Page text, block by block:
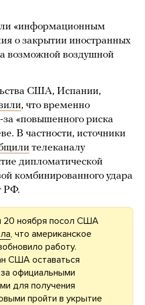
«информационным
о закрытии иностранных
возможной воздушной
США, Испании,
, что временно
«повышенного риска
В частности, источники
телеканалу
дипломатической
комбинированного удара
РФ.
20 ноября посол США
, что американское
работу.
США оставаться
официальными
для получения
пройти в укрытие